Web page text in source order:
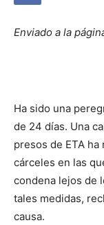
Enviado a la
Ha sido una
de 24 días. Una
presos de ETA
cárceles en las
condena lejos de
tales medidas,
causa.